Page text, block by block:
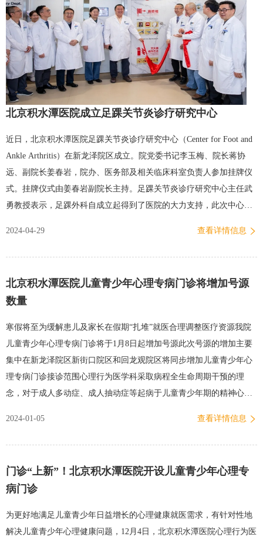
北京积水潭医院成立足踝关节炎诊疗研究中心
近日，北京积水潭医院足踝关节炎诊疗研究中心（Center for Foot and
Ankle Arthritis）在新龙泽院区成立。院党委书记李玉梅、院长蒋协
远、副院长姜春岩，院办、医务部及相关临床科室负责人参加挂牌仪
式。挂牌仪式由姜春岩副院长主持。足踝关节炎诊疗研究中心主任武
勇教授表示，足踝外科自成立起得到了医院的大力支持，此次中心的
（MDT）与研究，并依托国家骨科医学中心，以足踝关节炎诊疗研究
炎的诊疗与科研水平。蒋协远指出，今年是足踝外科成立的第6年，足
踝关节炎的发病率虽然低于膝关节、髋关节，但是我国人口基数大，
足踝关节炎患者的数量非常多，诊疗需求很大。作为国家骨科医学中
心，我们要锐力奋进，不断深化研究，进一步提升足踝关节炎序贯治
疗的水平。国家骨科医学中心既是荣誉，也是责任，我们应始终以“把
患者服务好”为宗旨，不断提升医疗服务水平，在此过程中，医…
2024-04-29 查看详情信息
北京积水潭医院儿童青少年心理专病门诊将增加号源
数量
寒假将至为缓解患儿及家长在假期“扎堆”就医合理调整医疗资源我院
儿童青少年心理专病门诊将于1月8日起增加号源此次号源的增加主要
集中在新龙泽院区新街口院区和回龙观院区将同步增加儿童青少年心
理专病门诊接诊范围心理行为医学科采取病程全生命周期干预的理
念，对于成人多动症、成人抽动症等起病于儿童青少年期的精神心理
师进行心理评估，同时完善必要的辅助检查等。最后，接诊医生做出
便完善相关的血液学检查。复诊者就诊：医生对复诊者进行症状和药
物副作用评估，根据评估结果调整治疗方案，同时予以心理、教育和
生活方式指导。挂号方式患者可通过“北京积水潭医院挂号”小程
序、“北京114预约挂号”公众号等线上预约挂号，也可来院进行现场挂
2024-01-05 查看详情信息
门诊“上新”！北京积水潭医院开设儿童青少年心理专
病门诊
为更好地满足儿童青少年日益增长的心理健康就医需求，有针对性地
解决儿童青少年心理健康问题，12月4日，北京积水潭医院心理行为医